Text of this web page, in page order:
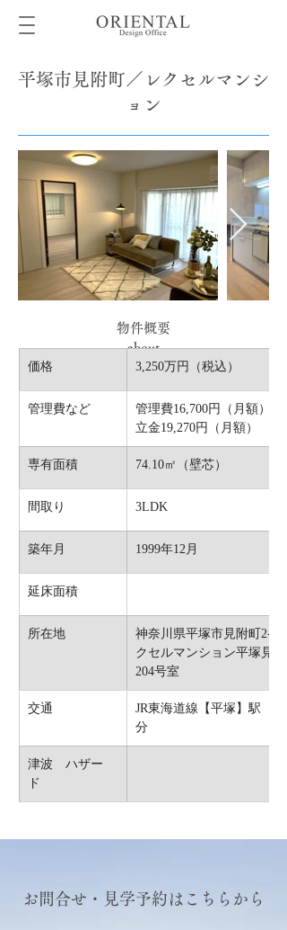
平塚市見附町／レクセルマンシ
ョン
物件概要
about
価格
3,250万円（税込）
管理費など
管理費16,700円（月額）修
立金19,270円（月額）
専有面積 74.10㎡（壁芯）
間取り 3LDK
築年月 1999年12月
延床面積
所在地
神奈川県平塚市見附町2-17
クセルマンション平塚見附
204号室
交通
JR東海道線【平塚】駅　徒
分
津波　ハザー
ド
お問合せ・見学予約はこちらから